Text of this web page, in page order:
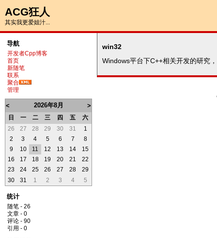
ACG狂人
其实我更爱姐汁...
导航
开发者Cpp博客
首页
新随笔
联系
聚合
管理
< 2026年8月 >
日 一 二 三 四 五
六
26
27 28 29 30 31
1
2
3 4 5 6 7
8
9
10 11 12 13 14
15
16
17 18 19 20 21
22
23
24 25 26 27 28
29
30
31 1 2 3 4 5
统计
随笔 - 26
文章 - 0
评论 - 90
引用 - 0
win32
Windows平台下C++相关开发的研究